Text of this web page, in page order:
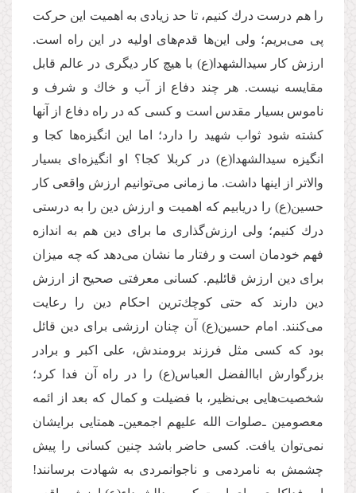
را هم درست درك كنیم، تا حد زیادی به اهمیت این حركت
پی می‌‌بریم؛ ولی این‌‌ها قدم‌های اولیه در این راه است.
ارزش كار سیدالشهدا(ع) با هیچ كار دیگری در عالم قابل
مقایسه نیست. هر چند دفاع از آب و خاك و شرف و
ناموس بسیار مقدس است و كسی كه در راه دفاع از آنها
كشته شود ثواب شهید را دارد؛ اما این انگیزه‌ها كجا و
انگیزه سیدالشهدا(ع) در كربلا كجا؟ او انگیزه‌ای بسیار
والاتر از اینها داشت. ما زمانی می‌‌توانیم ارزش واقعی كار
حسین(ع) را دریابیم كه اهمیت و ارزش دین را به درستی
درك كنیم؛ ولی ارزش‌گذاری ما برای دین هم به اندازه
فهم خودمان است و رفتار ما نشان می‌‌دهد كه چه میزان
برای دین ارزش قائلیم. كسانی معرفتی صحیح از ارزش
دین دارند كه حتی كوچك‌ترین احكام دین را رعایت
می‌كنند. امام حسین(ع) آن چنان ارزشی برای دین قائل
بود كه کسی مثل فرزند برومندش، علی اكبر و برادر
بزرگوارش اباالفضل العباس(ع) را در راه آن فدا کرد؛
شخصیت‌هایی بی‌‌نظیر، با فضیلت و كمال که بعد از ائمه
معصومین ـ‌صلوات الله علیهم اجمعین‌ـ همتایی برایشان
نمی‌توان یافت. كسی حاضر باشد چنین کسانی را پیش
چشمش به نامردمی و ناجوانمردی به شهادت برسانند!